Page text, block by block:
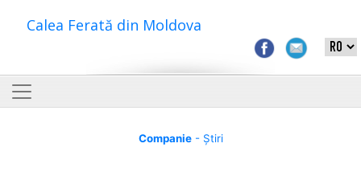
Calea Ferată din Moldova
Companie- Știri